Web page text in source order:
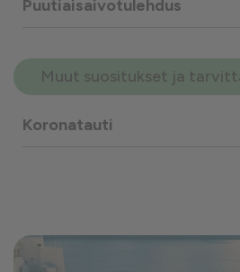
Puutiaisaivotulehdus
Muut suositukset ja
Koronatauti